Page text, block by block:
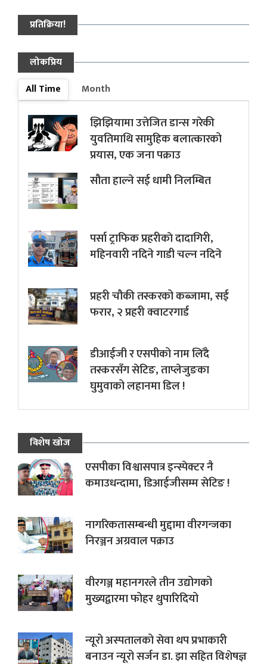
प्रतिक्रिया!
लोकप्रिय
All Time
Month
झिझियामा उत्तेजित डान्स गरेकी
युवतिमाथि सामुहिक बलात्कारको
प्रयास, एक जना पक्राउ
सौता हाल्ने सई धामी निलम्बित
पर्सा ट्राफिक प्रहरीकाे दादागिरी,
महिनवारी नदिने गाडी चल्न नदिने
प्रहरी चौकी तस्करको कब्जामा, सई
फरार, २ प्रहरी क्वाटरगार्ड
डीआईजी र एसपीको नाम लिँदै
तस्करसँग सेटिङ, ताप्लेजुङका
घुमुवाको लहानमा डिल !
विशेष खोज
एसपीका विश्वासपात्र इन्स्पेक्टर नै
कमाउधन्दामा, डिआईजीसम्म सेटिङ !
नागरिकतासम्बन्धी मुद्दामा वीरगन्जका
निरञ्जन अग्रवाल पक्राउ
वीरगञ्ज महानगरले तीन उद्योगको
मुख्यद्वारमा फोहर थुपारिदियो
न्यूरो अस्पतालको सेवा थप प्रभाकारी
बनाउन न्यूरो सर्जन डा. झा सहित विशेषज्ञ